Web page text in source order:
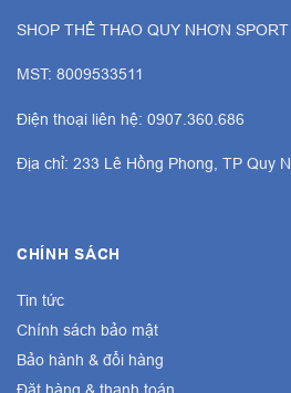
SHOP THỂ THAO QUY NHƠN SPORT
MST: 8009533511
Điện thoại liên hệ: 0907.360.686
Địa chỉ: 233 Lê Hồng Phong, TP Quy
CHÍNH SÁCH
Tin tức
Chính sách bảo mật
Bảo hành & đổi hàng